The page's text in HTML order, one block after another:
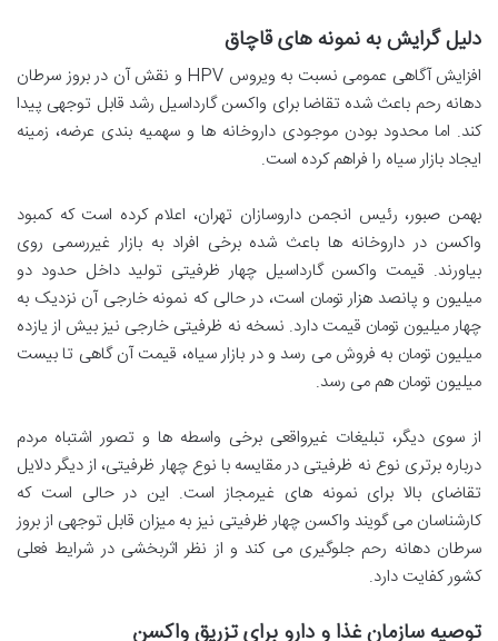
دلیل گرایش به نمونه های قاچاق
افزایش آگاهی عمومی نسبت به ویروس HPV و نقش آن در بروز سرطان
دهانه رحم باعث شده تقاضا برای واکسن گارداسیل رشد قابل توجهی پیدا
کند. اما محدود بودن موجودی داروخانه ها و سهمیه بندی عرضه، زمینه
ایجاد بازار سیاه را فراهم کرده است.
بهمن صبور، رئیس انجمن داروسازان تهران، اعلام کرده است که کمبود
واکسن در داروخانه ها باعث شده برخی افراد به بازار غیررسمی روی
بیاورند. قیمت واکسن گارداسیل چهار ظرفیتی تولید داخل حدود دو
میلیون و پانصد هزار تومان است، در حالی که نمونه خارجی آن نزدیک به
چهار میلیون تومان قیمت دارد. نسخه نه ظرفیتی خارجی نیز بیش از یازده
میلیون تومان به فروش می رسد و در بازار سیاه، قیمت آن گاهی تا بیست
میلیون تومان هم می رسد.
از سوی دیگر، تبلیغات غیرواقعی برخی واسطه ها و تصور اشتباه مردم
درباره برتری نوع نه ظرفیتی در مقایسه با نوع چهار ظرفیتی، از دیگر دلایل
تقاضای بالا برای نمونه های غیرمجاز است. این در حالی است که
کارشناسان می گویند واکسن چهار ظرفیتی نیز به میزان قابل توجهی از بروز
سرطان دهانه رحم جلوگیری می کند و از نظر اثربخشی در شرایط فعلی
کشور کفایت دارد.
توصیه سازمان غذا و دارو برای تزریق واکسن